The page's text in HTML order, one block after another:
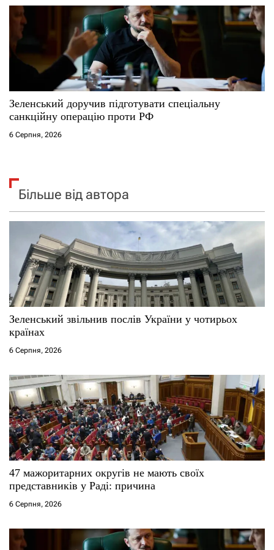
Зеленський доручив підготувати спеціальну
санкційну операцію проти РФ
6 Серпня, 2026
Більше від автора
Зеленський звільнив послів України у чотирьох
країнах
6 Серпня, 2026
47 мажоритарних округів не мають своїх
представників у Раді: причина
6 Серпня, 2026